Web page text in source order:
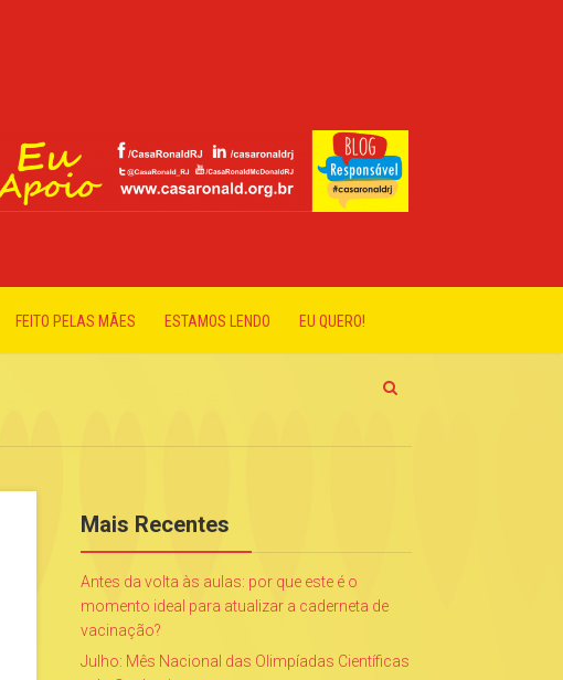
FEITO PELAS MÃES ESTAMOS LENDO EU QUERO!
Mais Recentes
Antes da volta às aulas: por que este é o
momento ideal para atualizar a caderneta de
vacinação?
Julho: Mês Nacional das Olimpíadas Científicas